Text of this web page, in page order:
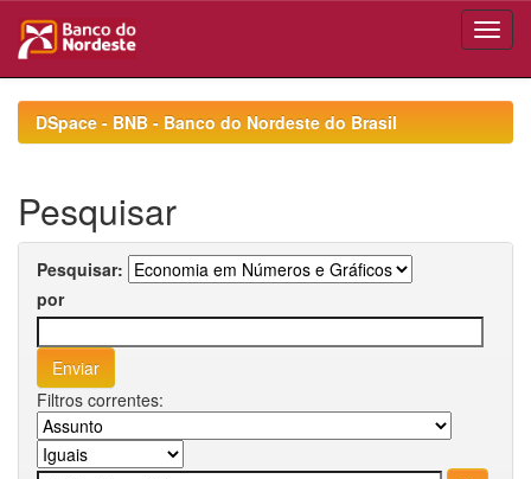
navigationDSpace - BNB - Banco do Nordeste do Brasil
Pesquisar
Pesquisar:
por
Filtros correntes: